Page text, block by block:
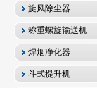
旋风除尘器
称重螺旋输送机
焊烟净化器
斗式提升机